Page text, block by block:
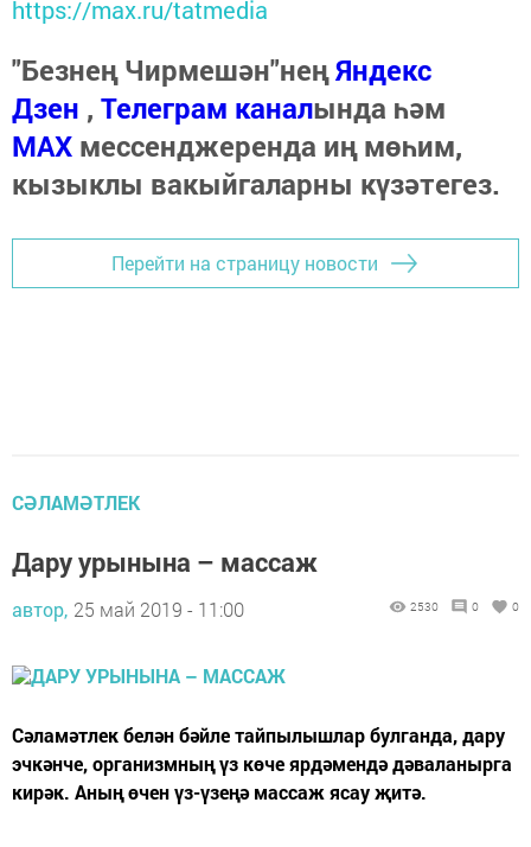
https://max.ru/tatmedia
"Безнең Чирмешән"неңЯндекс
Дзен , Телеграм каналында һәм
МАХ мессенджеренда иң мөһим,
кызыклы вакыйгаларны күзәтегез.
Перейти на страницу новости
СӘЛАМӘТЛЕК
Дару урынына – массаж
автор, 25 май 2019 - 11:00 2530 0 0
Сәламәтлек белән бәйле тайпылышлар булганда, дару
эчкәнче, организмның үз көче ярдәмендә дәваланырга
кирәк. Аның өчен үз-үзеңә массаж ясау җитә.